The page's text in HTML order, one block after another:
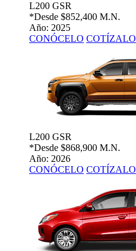
L200 GSR
*Desde $852,400 M.N.
Año: 2025
CONÓCELO COTÍZALO
L200 GSR
*Desde $868,900 M.N.
Año: 2026
CONÓCELO COTÍZALO